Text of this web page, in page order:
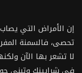
إن الأمراض التي
تحصى، فالسمنة
لا تشعر بها الآن